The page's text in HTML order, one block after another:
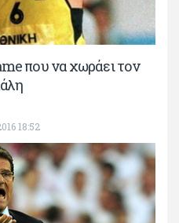
που να χωράει τον
18:52